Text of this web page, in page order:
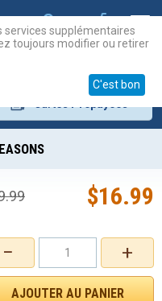
+
−
$16.99
services supplémentaires
toujours modifier ou retirer
C'est bon